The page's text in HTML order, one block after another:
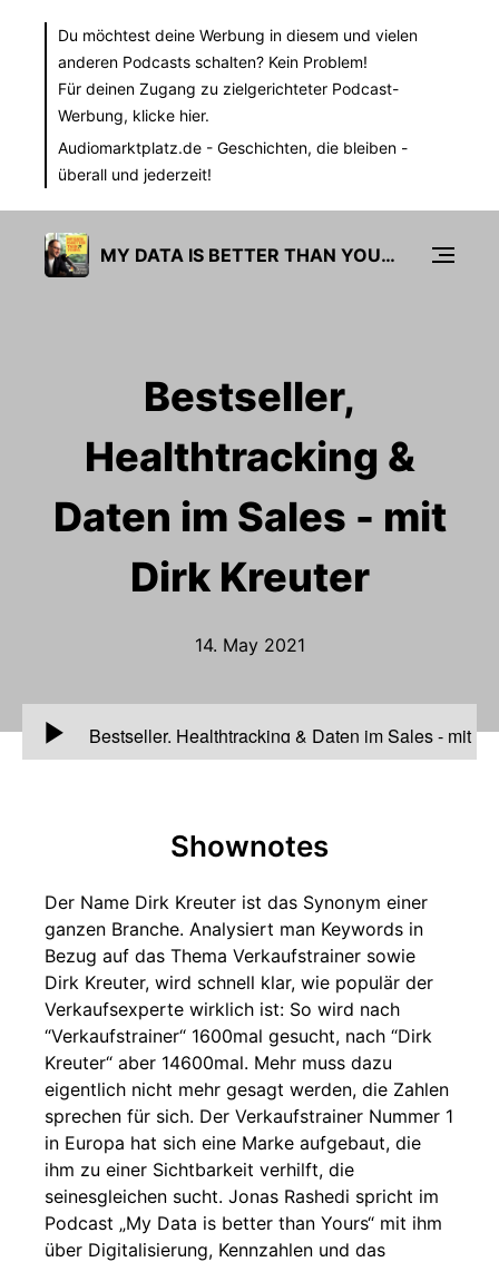
Du möchtest deine Werbung in diesem und vielen
anderen Podcasts schalten? Kein Problem!
Für deinen Zugang zu zielgerichteter Podcast-
Werbung, klicke hier.
Audiomarktplatz.de - Geschichten, die bleiben -
überall und jederzeit!
MY DATA IS BETTER THAN YOURS
Bestseller,
Healthtracking &
Daten im Sales - mit
Dirk Kreuter
14. May 2021
00:00
Bestseller, Healthtracking & Daten im Sales - mit
Dirk Kreuter
Shownotes
Der Name Dirk Kreuter ist das Synonym einer
ganzen Branche. Analysiert man Keywords in
Bezug auf das Thema Verkaufstrainer sowie
Dirk Kreuter, wird schnell klar, wie populär der
Verkaufsexperte wirklich ist: So wird nach
“Verkaufstrainer“ 1600mal gesucht, nach “Dirk
Kreuter“ aber 14600mal. Mehr muss dazu
eigentlich nicht mehr gesagt werden, die Zahlen
sprechen für sich. Der Verkaufstrainer Nummer 1
in Europa hat sich eine Marke aufgebaut, die
ihm zu einer Sichtbarkeit verhilft, die
seinesgleichen sucht. Jonas Rashedi spricht im
Podcast „My Data is better than Yours“ mit ihm
über Digitalisierung, Kennzahlen und das